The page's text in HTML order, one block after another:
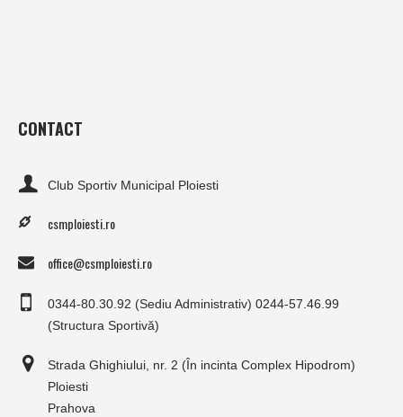
CONTACT
Club Sportiv Municipal Ploiesti
csmploiesti.ro
office@csmploiesti.ro
0344-80.30.92 (Sediu Administrativ) 0244-57.46.99
(Structura Sportivă)
Strada Ghighiului, nr. 2 (În incinta Complex Hipodrom)
Ploiesti
Prahova